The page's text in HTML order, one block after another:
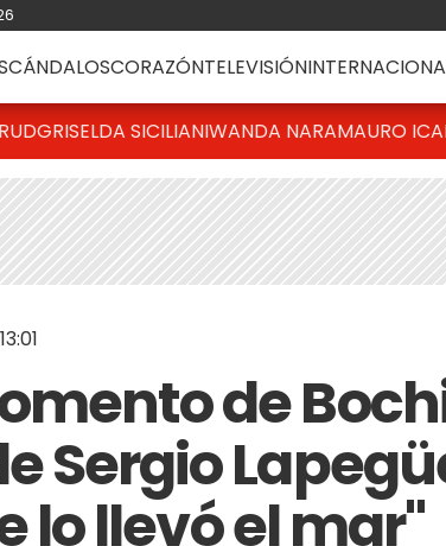
CORAZÓNTELEVISIÓN
GRISELDA SICILIANIWANDA NARAMAURO
de
Sergio
lo llevó el mar"